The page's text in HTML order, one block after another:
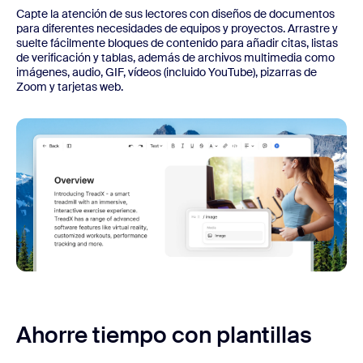
Capte la atención de sus lectores con diseños de documentos
para diferentes necesidades de equipos y proyectos. Arrastre y
suelte fácilmente bloques de contenido para añadir citas, listas
de verificación y tablas, además de archivos multimedia como
imágenes, audio, GIF, vídeos (incluido YouTube), pizarras de
Zoom y tarjetas web.
Ahorre tiempo con plantillas